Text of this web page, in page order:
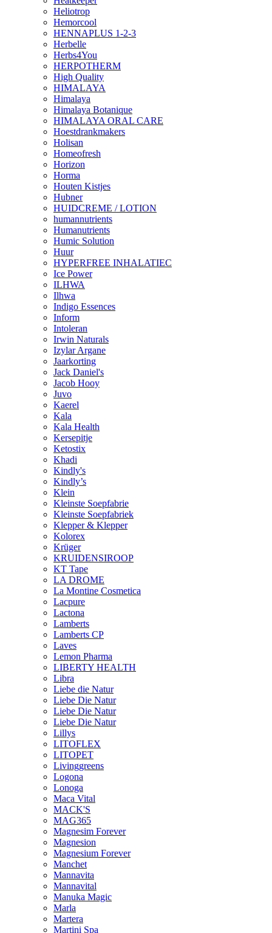
Heliotrop
Hemorcool
HENNAPLUS 1-2-3
Herbelle
Herbs4You
HERPOTHERM
High Quality
HIMALAYA
Himalaya
Himalaya Botanique
HIMALAYA ORAL CARE
Hoestdrankmakers
Holisan
Homeofresh
Horizon
Horma
Houten Kistjes
Hubner
HUIDCREME / LOTION
humannutrients
Humanutrients
Humic Solution
Huur
HYPERFREE INHALATIEC
Ice Power
ILHWA
Ilhwa
Indigo Essences
Inform
Intoleran
Irwin Naturals
Izylar Argane
Jaarkorting
Jack Daniel's
Jacob Hooy
Juvo
Kaerel
Kala
Kala Health
Kersepitje
Ketostix
Khadi
Kindly's
Kindly’s
Klein
Kleinste Soepfabrie
Kleinste Soepfabriek
Klepper & Klepper
Kolorex
Krüger
KRUIDENSIROOP
KT Tape
LA DROME
La Montine Cosmetica
Lacpure
Lactona
Lamberts
Lamberts CP
Laves
Lemon Pharma
LIBERTY HEALTH
Libra
Liebe die Natur
Liebe Die Natur
Liebe Die Natur
Liebe Die Natur
Lillys
LITOFLEX
LITOPET
Livinggreens
Logona
Lonoga
Maca Vital
MACK'S
MAG365
Magnesim Forever
Magnesion
Magnesium Forever
Manchet
Mannavita
Mannavital
Manuka Magic
Marla
Martera
Martini Spa